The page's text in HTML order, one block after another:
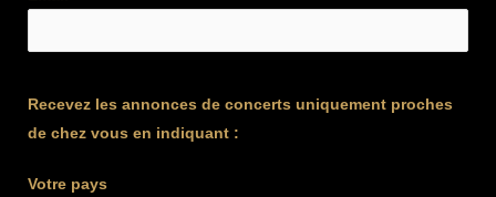
Recevez les annonces de concerts uniquement proches
de chez vous en indiquant :
Votre pays